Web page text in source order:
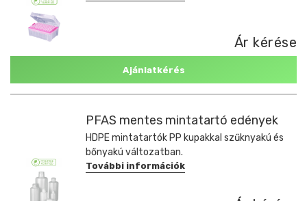
Ár kérése
Ajánlatkérés
PFAS mentes mintatartó edények
HDPE mintatartók PP kupakkal szűknyakú és
bőnyakú változatban.
További információk